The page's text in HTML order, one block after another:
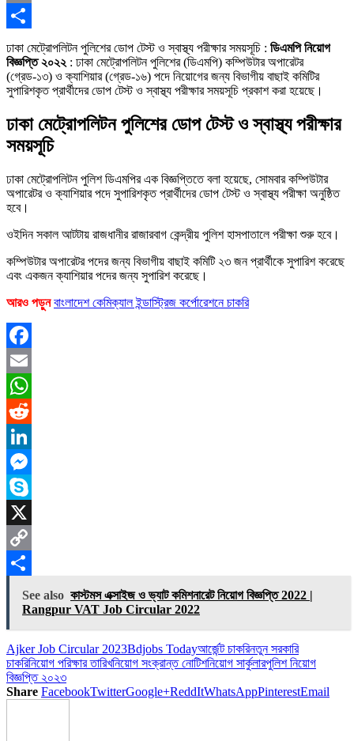
Copy
Link
Share
ঢাকা মেট্রোপলিটন পুলিশের ডোপ টেস্ট ও স্বাস্থ্য পরীক্ষার সময়সূচি : ডিএমপি নিয়োগ
বিজ্ঞপ্তি ২০২২ : ঢাকা মেট্রোপলিটন পুলিশের (ডিএমপি) কম্পিউটার অপারেটর
(গ্রেড-১৩) ও ক্যাশিয়ার (গ্রেড-১৬) পদে নিয়োগের জন্য বিভাগীয় বাছাই কমিটির
সুপারিশকৃত প্রার্থীদের ডোপ টেস্ট ও স্বাস্থ্য পরীক্ষার সময়সূচি প্রকাশ করা হয়েছে।
ঢাকা মেট্রোপলিটন পুলিশের ডোপ টেস্ট ও স্বাস্থ্য পরীক্ষার
সময়সূচি
ঢাকা মেট্রোপলিটন পুলিশ ডিএমপির এক বিজ্ঞপ্তিতে বলা হয়েছে, সোমবার কম্পিউটার
অপারেটর ও ক্যাশিয়ার পদে সুপারিশকৃত প্রার্থীদের ডোপ টেস্ট ও স্বাস্থ্য পরীক্ষা অনুষ্ঠিত
হবে।
ওইদিন সকাল আটটায় রাজধানীর রাজারবাগ কেন্দ্রীয় পুলিশ হাসপাতালে পরীক্ষা শুরু হবে।
কম্পিউটার অপারেটর পদের জন্য বিভাগীয় বাছাই কমিটি ২৩ জন প্রার্থীকে সুপারিশ করেছে
এবং একজন ক্যাশিয়ার পদের জন্য সুপারিশ করেছে।
আরও পড়ুন বাংলাদেশ কেমিক্যাল ইন্ডাস্ট্রিজ কর্পোরেশনে চাকরি
Facebook
Email
WhatsApp
Reddit
LinkedIn
Messenger
Skype
X
Copy
Link
Share
See also কাস্টমস এক্সাইজ ও ভ্যাট কমিশনারেট নিয়োগ বিজ্ঞপ্তি 2022 |
Rangpur VAT Job Circular 2022
Ajker Job Circular 2023Bdjobs Todayআর্জেন্ট চাকরিনতুন সরকারি
চাকরিনিয়োগ পরিক্ষার তারিখনিয়োগ সংক্রান্ত নোটিশনিয়োগ সার্কুলারপুলিশ নিয়োগ
বিজ্ঞপ্তি ২০২৩
Share FacebookTwitterGoogle+ReddItWhatsAppPinterestEmail